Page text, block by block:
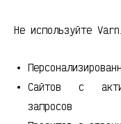
Не используйте
Сайтов с
запросов